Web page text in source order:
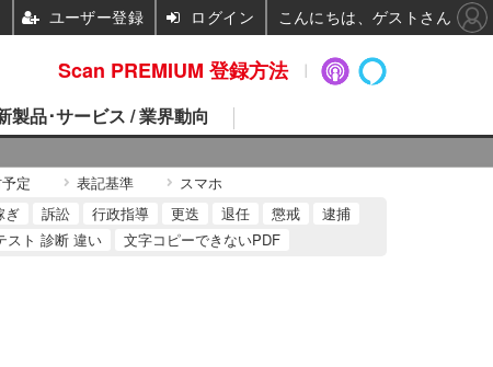
製品･サービス / 業界動向
定 表記基準 スマホ
ぎ 訴訟 行政指導 更迭 退任 懲戒
逮捕
スト 診断 違い 文字コピーできないPDF
Scan PREMIUM 登録方法
ユーザー登録 ログイン こんにちは、ゲストさん